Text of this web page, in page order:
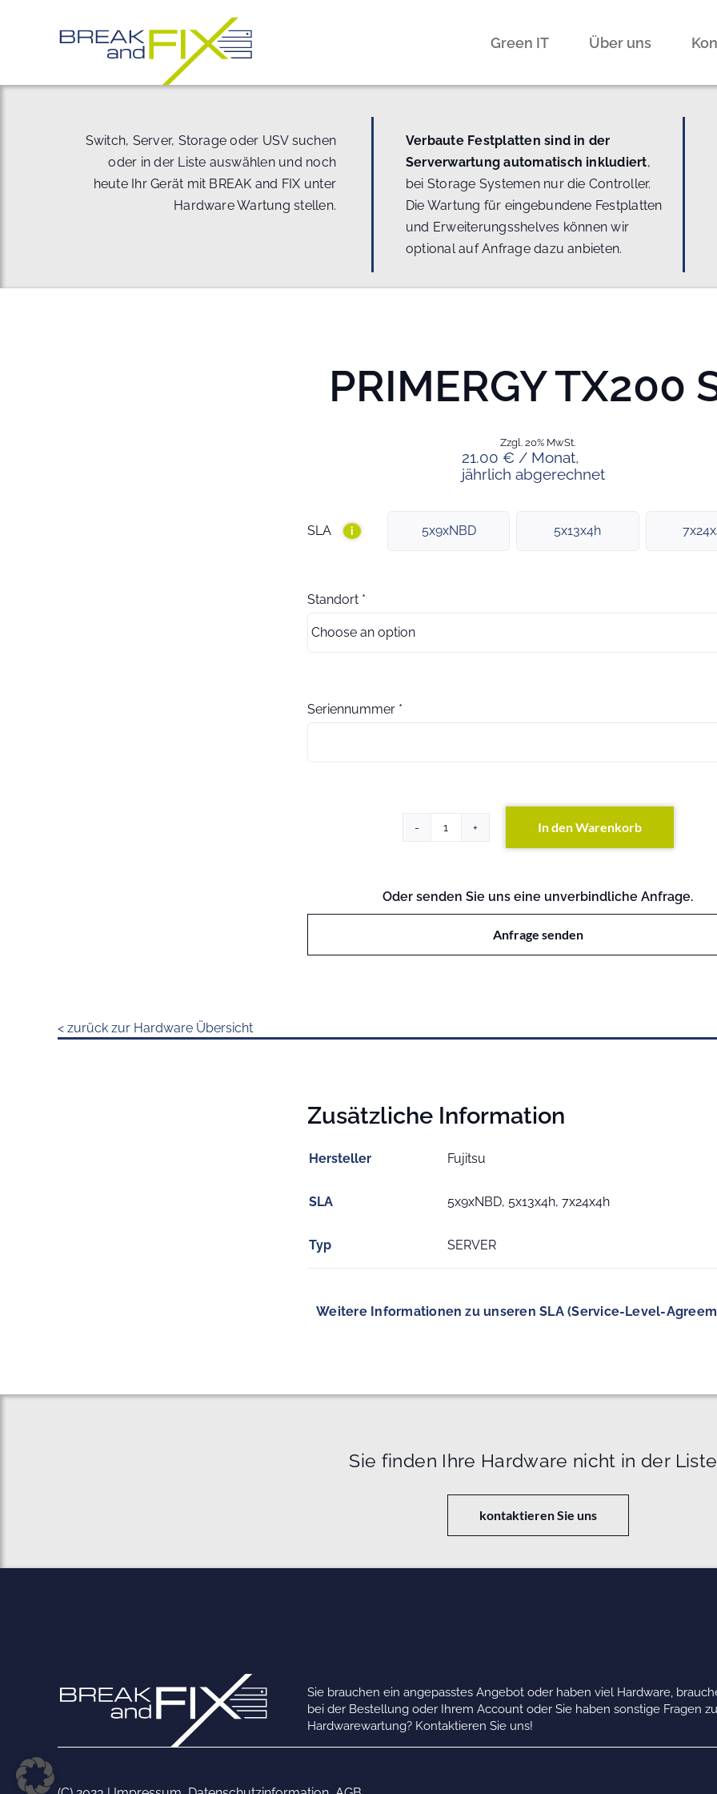
Green IT Über uns
Switch, Server, Storage oder USV suchen
oder in der Liste auswählen und noch
heute Ihr Gerät mit BREAK and FIX unter
Hardware Wartung stellen.
Verbaute Festplatten sind in der
Serverwartung automatisch inkludiert,
bei Storage Systemen nur die Controller.
Die Wartung für eingebundene Festplatten
und Erweiterungsshelves können wir
optional auf Anfrage dazu anbieten.
PRIMERGY TX200
21.00 € / Monat,
jährlich abgerechnet
Zzgl. 20% MwSt.
SLA i 5x9xNBD 5x13x4h
Standort *
Seriennummer *
PRIMERGY
In den Warenkorb
Oder senden Sie uns eine unverbindliche Anfrage.
Anfrage senden
< zurück zur Hardware Übersicht
Zusätzliche Information
Hersteller Fujitsu
SLA 5x9xNBD, 5x13x4h, 7x24x4h
Typ SERVER
Weitere Informationen zu unseren SLA (Service-Level-
Sie finden Ihre Hardware nicht in der
kontaktieren Sie uns
Sie brauchen ein angepasstes Angebot oder haben viel Hardware,
bei der Bestellung oder Ihrem Account oder Sie haben sonstige Fragen zu
Hardwarewartung? Kontaktieren Sie uns!